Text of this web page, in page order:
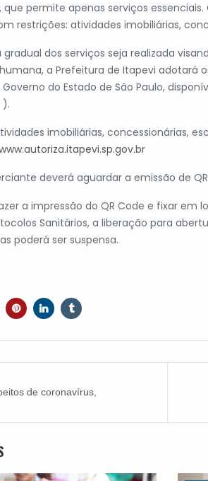
que permite apenas serviços
restrições: atividades imobiliárias,
dos serviços seja realizada
a Prefeitura de Itapevi adotará
do Estado de São Paulo,
).
imobiliárias, concessionárias,
deverá aguardar a emissão de
a impressão do QR Code e fixar em
Sanitários, a liberação para
poderá ser suspensa.
de coronavírus,